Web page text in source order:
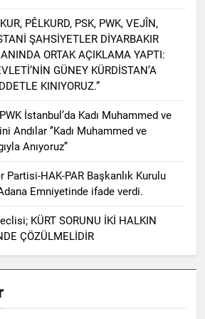
örgütü Kemal Burkay’ın
verdiği konferansı ile kutladı.
KAPLAN; Kürtler
gecikmeden ulusal talepleri
etrafında birleşmeli
1 Yıl Ago
HAK-PAR Heyeti, Kürdistan
federe hükümeti Viyana
temsilciliğini ziyaret etti
1 Yıl Ago
HAK-PAR Heyeti Viyana 9.
Saya Ahmed ile görüştü
1 Yıl Ago
21 Şubat Dünya Anadil
Günü Kutlu Olsun;
de resmi dil olsun.
Büyük BEKO (Bekir
SAYDAM) yaşama veda
etti.
1 Yıl Ago
13 Şubat 1925
Sömürgeciliğe asla boyun
eğmeyeceklerini ilan eden
Şeyh Said ve 47 arkadaşını
PÊLKURD, PSK, PWK, VEJÎN,
ŞAHSİYETLER DİYARBAKIR
ORTAK AÇIKLAMA YAPTI:
GÜNEY KÜRDİSTAN’A
KINIYORUZ.”
İstanbul’da Kadı Muhammed ve
Andılar ‘’Kadı Muhammed ve
Anıyoruz’’
Partisi-HAK-PAR Başkanlık Kurulu
Emniyetinde ifade verdi.
KÜRT SORUNU İKİ HALKIN
ÇÖZÜLMELİDİR